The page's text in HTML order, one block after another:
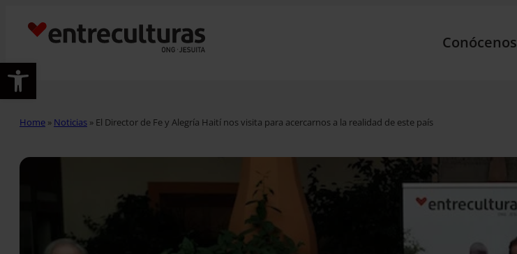
Abrir barra de herramientas
Conócenos
Home » Noticias » El Director de Fe y Alegría Haití nos visita para acercarnos a la realidad de este país